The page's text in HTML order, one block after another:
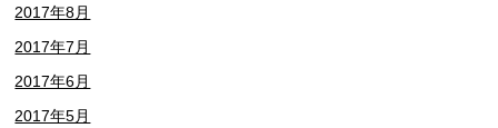
2017年8月
2017年7月
2017年6月
2017年5月